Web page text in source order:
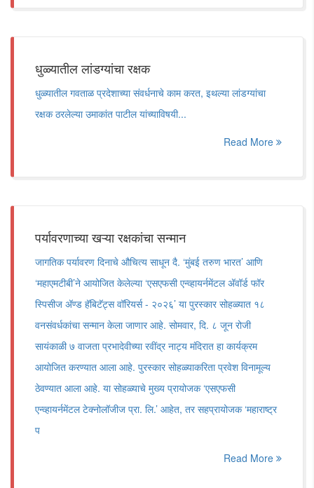
धुळ्यातील लांडग्यांचा रक्षक
धुळ्यातील गवताळ प्रदेशाच्या संवर्धनाचे काम करत, इथल्या लांडग्यांचा
रक्षक ठरलेल्या उमाकांत पाटील यांच्याविषयी...
Read More
पर्यावरणाच्या खऱ्या रक्षकांचा सन्मान
जागतिक पर्यावरण दिनाचे औचित्य साधून दै. ‘मुंबई तरुण भारत’ आणि
‘महाएमटीबी’ने आयोजित केलेल्या ‘एसएफसी एन्व्हायर्नमेंटल अ‍ॅवॉर्ड फॉर
स्पिसीज अ‍ॅण्ड हॅबिटॅट्स वॉरियर्स - २०२६’ या पुरस्कार सोहळ्यात १८
वनसंवर्धकांचा सन्मान केला जाणार आहे. सोमवार, दि. ८ जून रोजी
सायंकाळी ७ वाजता प्रभादेवीच्या रवींद्र नाट्य मंदिरात हा कार्यक्रम
आयोजित करण्यात आला आहे. पुरस्कार सोहळ्याकरिता प्रवेश विनामूल्य
ठेवण्यात आला आहे. या सोहळ्याचे मुख्य प्रायोजक ‘एसएफसी
एन्व्हायर्नमेंटल टेक्नोलॉजीज प्रा. लि.’ आहेत, तर सहप्रायोजक ‘महाराष्ट्र
प
Read More